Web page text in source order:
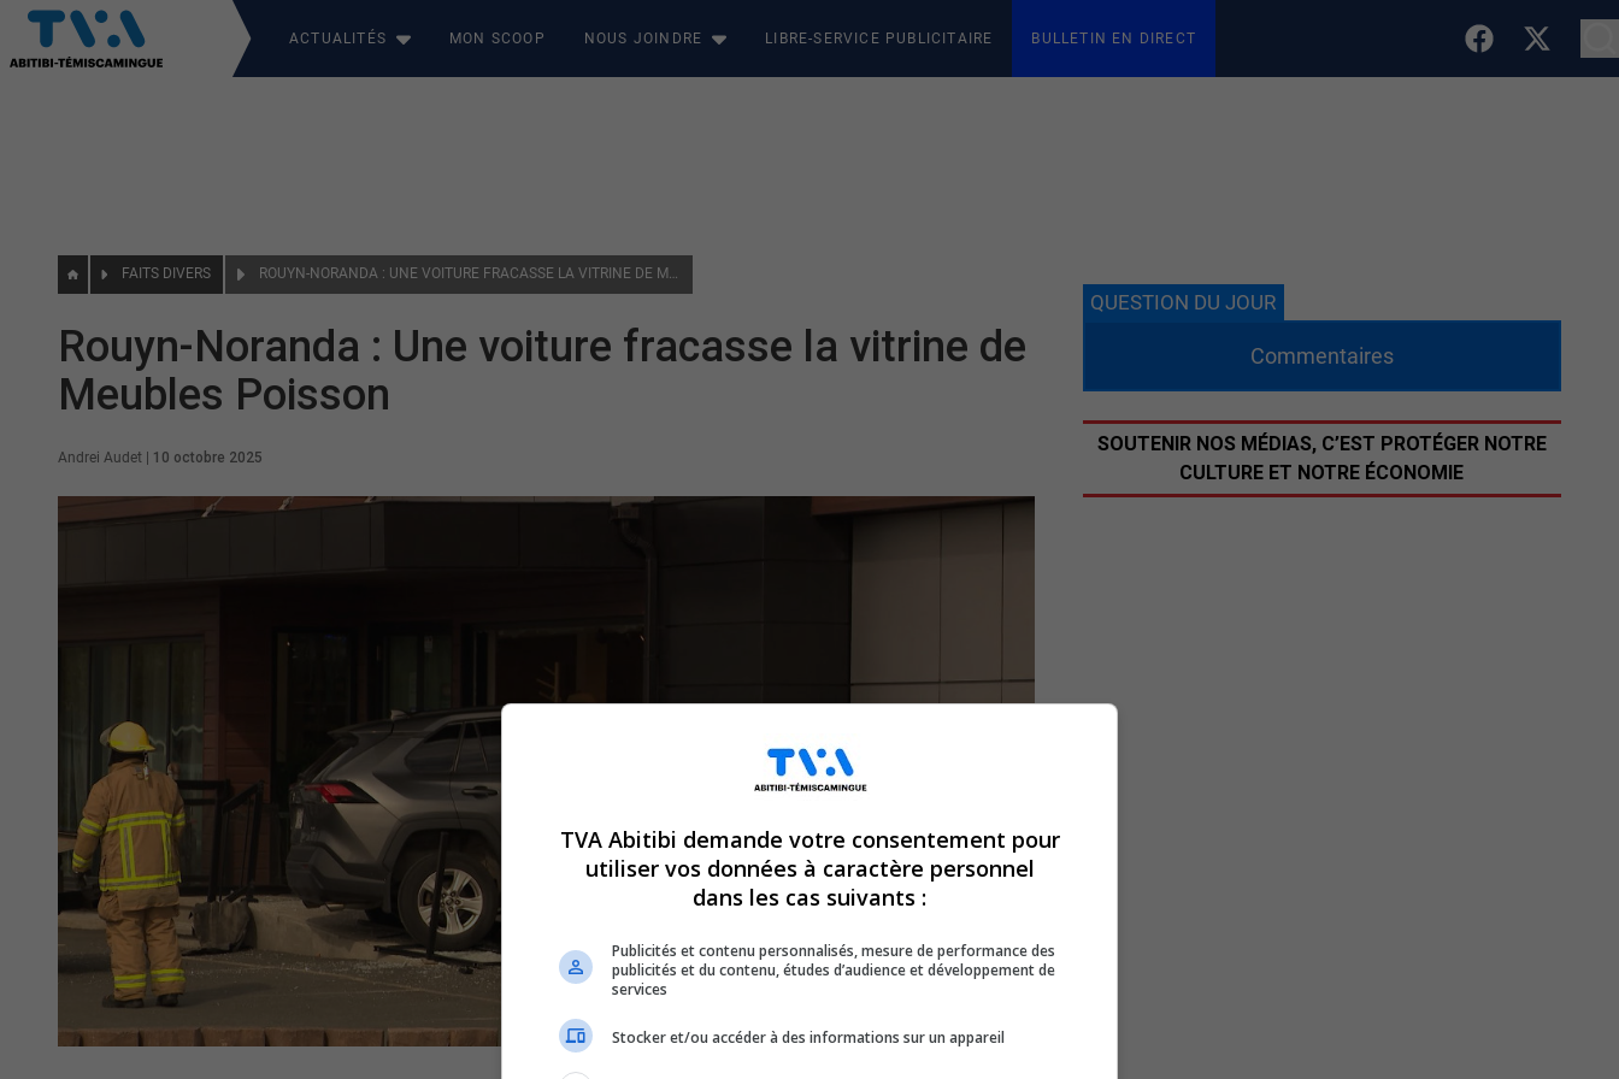
ACTUALITÉS MON SCOOP NOUS JOINDRE LIBRE-SERVICE PUBLICITAIRE BULLETIN EN DIRECT
FAITS DIVERS ROUYN-NORANDA : UNE VOITURE FRACASSE LA VITRINE DE MEUBLES POISSON
Rouyn-Noranda : Une voiture fracasse la vitrine de
Meubles Poisson
Andrei Audet 10 octobre 2025
QUESTION DU JOUR
Commentaires
SOUTENIR NOS MÉDIAS, C’EST PROTÉGER NOTRE
CULTURE ET NOTRE ÉCONOMIE
TVA Abitibi demande votre consentement pour
utiliser vos données à caractère personnel
dans les cas suivants :
Publicités et contenu personnalisés, mesure de performance des
publicités et du contenu, études d’audience et développement de
services
Stocker et/ou accéder à des informations sur un appareil